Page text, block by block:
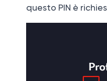
questo PIN è